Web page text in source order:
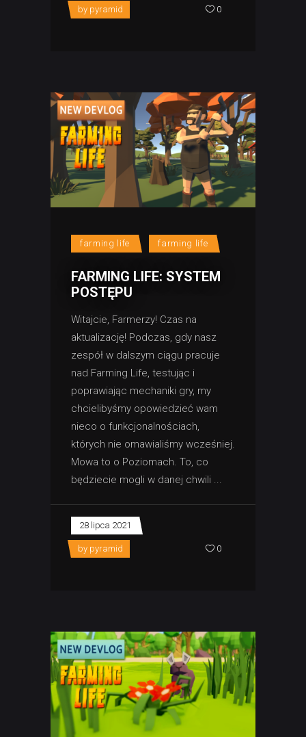
by pyramid 0
farming life farming life
FARMING LIFE: SYSTEM
POSTĘPU
Witajcie, Farmerzy! Czas na
aktualizację! Podczas, gdy nasz
zespół w dalszym ciągu pracuje
nad Farming Life, testując i
poprawiając mechaniki gry, my
chcielibyśmy opowiedzieć wam
nieco o funkcjonalnościach,
których nie omawialiśmy wcześniej.
Mowa to o Poziomach. To, co
będziecie mogli w danej chwili
28 lipca 2021
by pyramid 0